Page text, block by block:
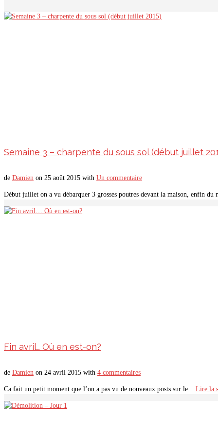
Semaine 3 – charpente du sous sol (début juillet
de Damien on 25 août 2015 with Un commentaire
Début juillet on a vu débarquer 3 grosses poutres devant la maison, enfin du
Fin avril… Où en est-on?
de Damien on 24 avril 2015 with 4 commentaires
Ca fait un petit moment que l’on a pas vu de nouveaux posts sur le... Lire la